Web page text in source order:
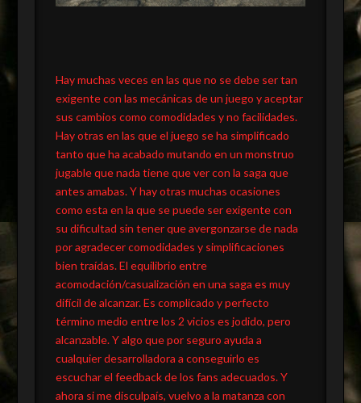
Hay muchas veces en las que no se debe ser tan
exigente con las mecánicas de un juego y aceptar
sus cambios como comodidades y no facilidades.
Hay otras en las que el juego se ha simplificado
tanto que ha acabado mutando en un monstruo
jugable que nada tiene que ver con la saga que
antes amabas. Y hay otras muchas ocasiones
como esta en la que se puede ser exigente con
su dificultad sin tener que avergonzarse de nada
por agradecer comodidades y simplificaciones
bien traídas. El equilibrio entre
acomodación/casualización en una saga es muy
difícil de alcanzar. Es complicado y perfecto
término medio entre los 2 vicios es jodido, pero
alcanzable. Y algo que por seguro ayuda a
cualquier desarrolladora a conseguirlo es
escuchar el feedback de los fans adecuados. Y
ahora si me disculpaís, vuelvo a la matanza con